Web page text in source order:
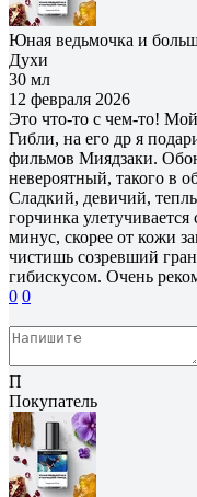
Юная ведьмочка и
Духи
30 мл
12 февраля 2026
Это что-то с чем-то!
Гибли, на его др я
фильмов Миядзаки.
невероятный, такого в
Сладкий, девичий,
горчинка
минус, скорее от кожи
чистишь созревший
гибискусом. Очень
0 0
П
Покупатель